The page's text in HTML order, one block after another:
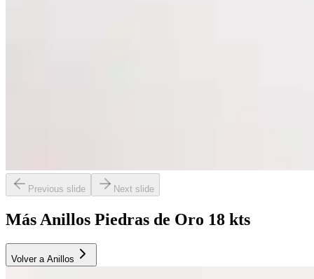
Previous slide Next slide
Más Anillos Piedras de Oro 18 kts
Volver a Anillos